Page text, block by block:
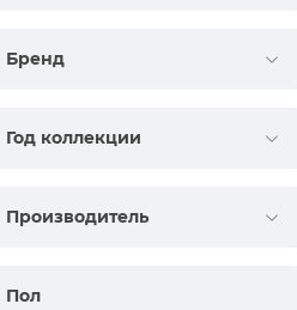
Бренд
Год коллекции
Производитель
Пол